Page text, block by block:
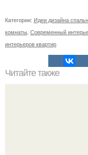
Категории: Идеи дизайна
комнаты Современный
интерьеров квартир
Читайте также